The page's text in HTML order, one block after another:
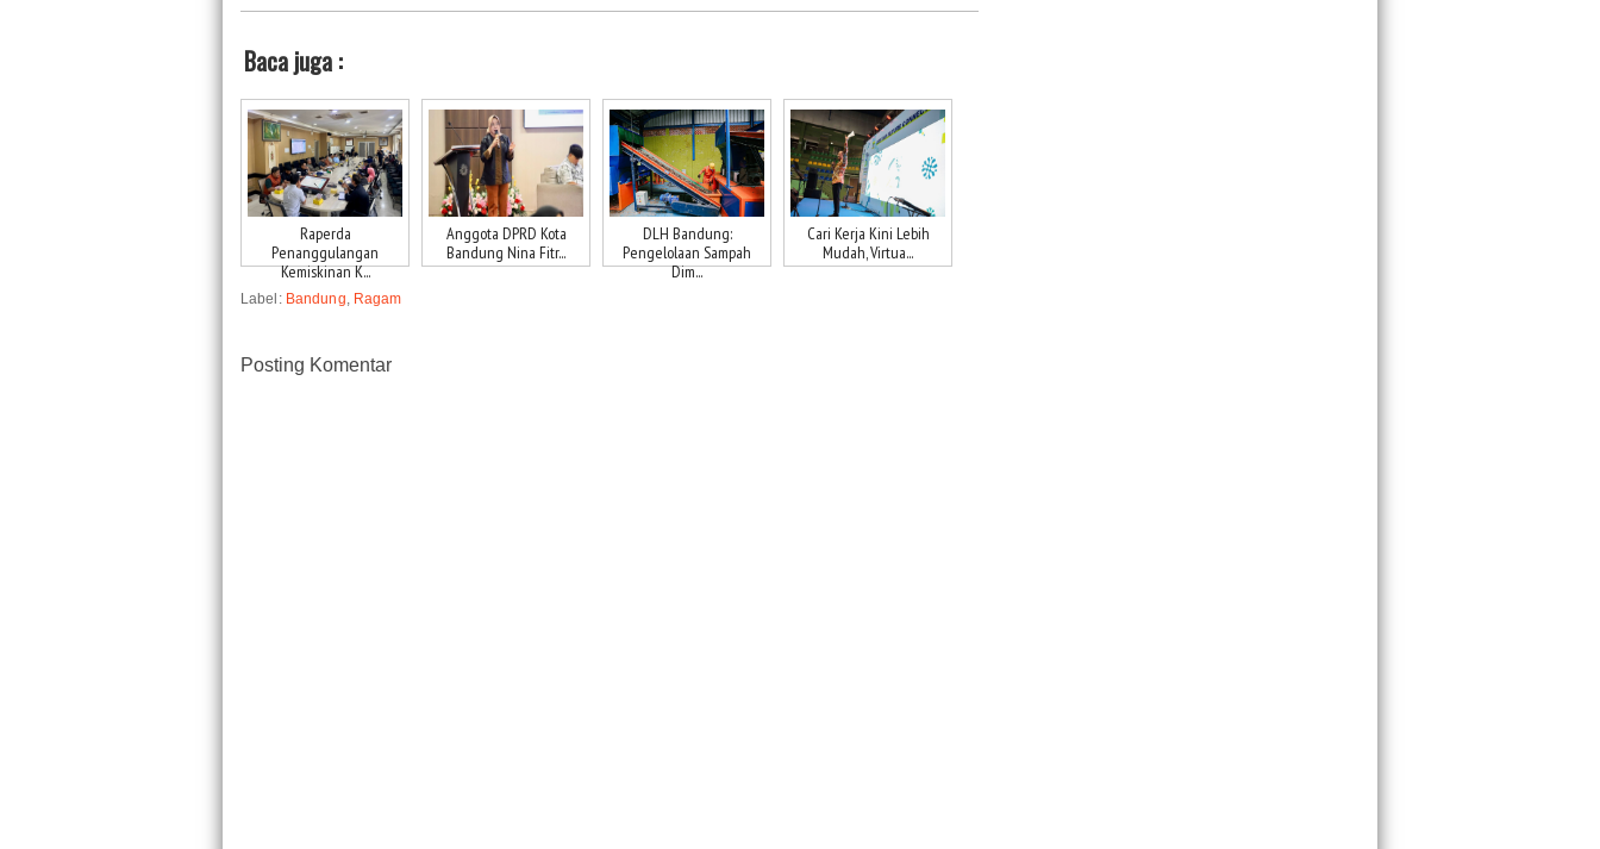
Baca juga :
Raperda
Penanggulangan
Kemiskinan K...
Anggota DPRD Kota
Bandung Nina Fitr...
DLH Bandung:
Pengelolaan Sampah
Dim...
Cari Kerja Kini Lebih
Mudah, Virtua...
Label: Bandung Ragam
Posting Komentar